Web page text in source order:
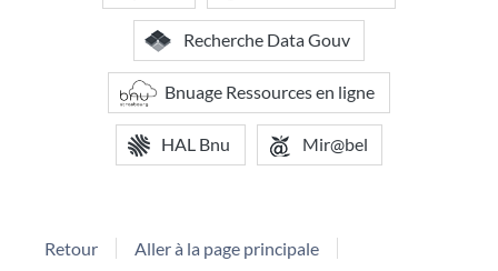
Recherche Data Gouv
Bnuage Ressources en ligne
HAL Bnu Mir@bel
Retour Aller à la page principale